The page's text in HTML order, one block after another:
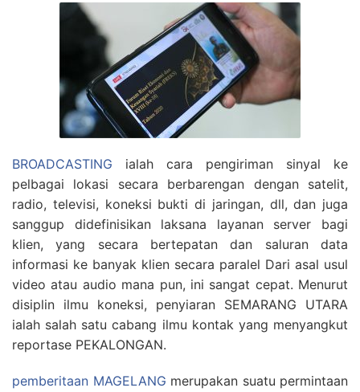
BROADCASTING ialah cara pengiriman sinyal ke
pelbagai lokasi secara berbarengan dengan satelit,
radio, televisi, koneksi bukti di jaringan, dll, dan juga
sanggup didefinisikan laksana layanan server bagi
klien, yang secara bertepatan dan saluran data
informasi ke banyak klien secara paralel Dari asal usul
video atau audio mana pun, ini sangat cepat. Menurut
disiplin ilmu koneksi, penyiaran SEMARANG UTARA
ialah salah satu cabang ilmu kontak yang menyangkut
reportase PEKALONGAN.
pemberitaan MAGELANG merupakan suatu permintaan